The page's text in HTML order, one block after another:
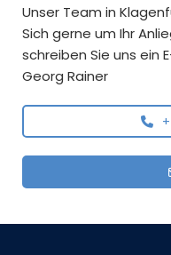
Unser Team in
Sich gerne um Ihr
schreiben Sie uns ein
Georg Rainer